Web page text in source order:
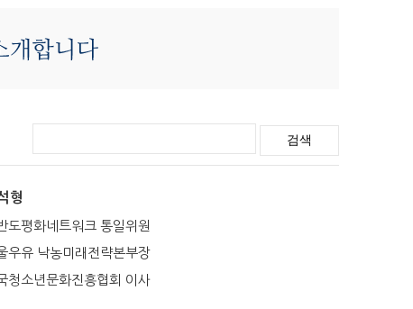
검색
형
도평화네트워크 통일위원
우유 낙농미래전략본부장
청소년문화진흥협회 이사